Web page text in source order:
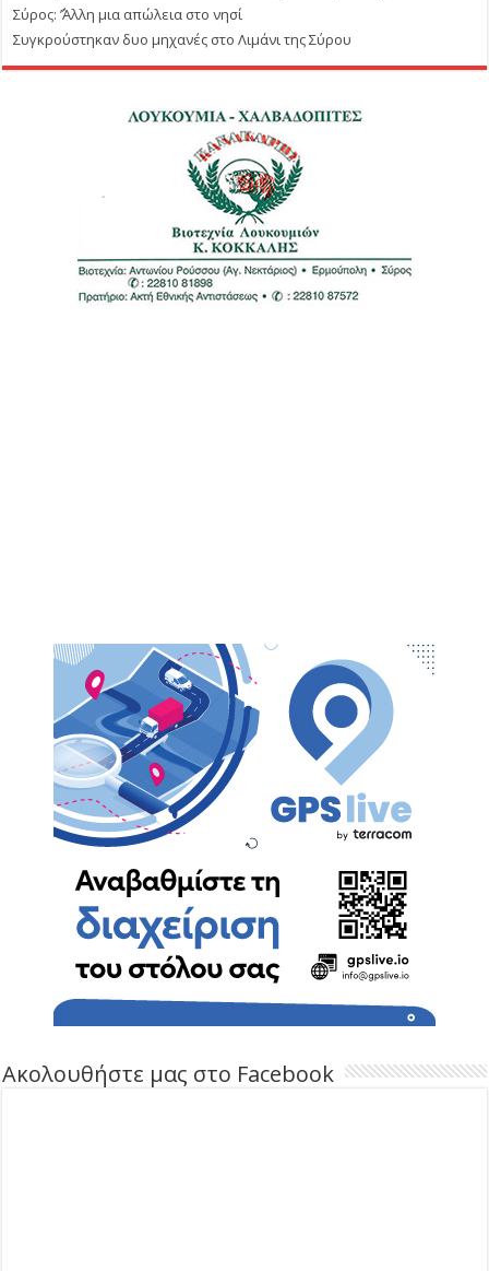
Σύρος: ΄’Άλλη μια απώλεια στο νησί
Συγκρούστηκαν δυο μηχανές στο Λιμάνι της Σύρου
Ακολουθήστε μας στο Facebook